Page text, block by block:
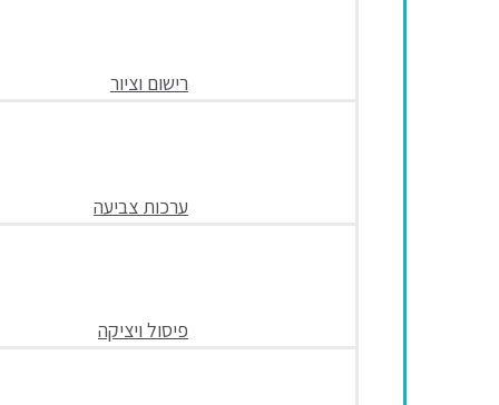
רישום וציור
ערכות צביעה
פיסול ויציקה